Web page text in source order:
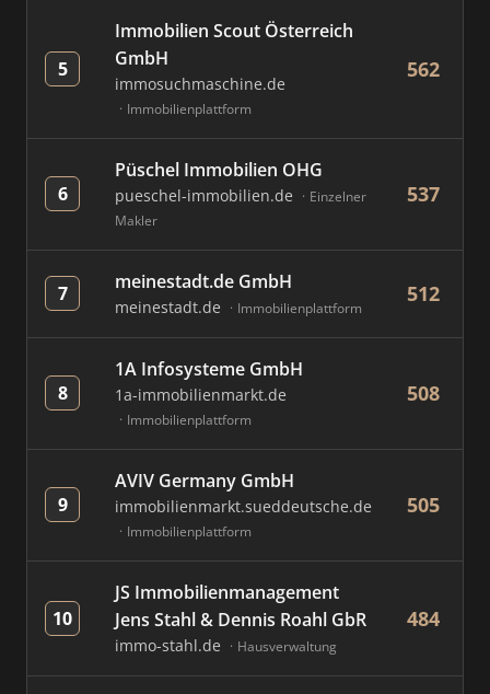
5
Immobilien Scout Österreich
GmbH
immosuchmaschine.de
Immobilienplattform
562
6
Püschel Immobilien OHG
pueschel-immobilien.de
Einzelner
Makler
537
7 meinestadt.de GmbH
meinestadt.de Immobilienplattform
512
8
1A Infosysteme GmbH
1a-immobilienmarkt.de
Immobilienplattform
508
9
AVIV Germany GmbH
immobilienmarkt.sueddeutsche.de
Immobilienplattform
505
10
JS Immobilienmanagement
Jens Stahl & Dennis Roahl GbR
immo-stahl.de Hausverwaltung
484